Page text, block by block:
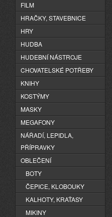
FILM
HRAČKY, STAVEBNICE
HRY
HUDBA
HUDEBNÍ NÁSTROJE
CHOVATELSKÉ POTŘEBY
KNIHY
KOSTÝMY
MASKY
MEGAFONY
NÁŘADÍ, LEPIDLA,
PŘÍPRAVKY
OBLEČENÍ
BOTY
ČEPICE, KLOBOUKY
KALHOTY, KRAŤASY
MIKINY